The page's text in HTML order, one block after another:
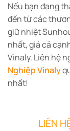
Nếu bạn đang
đến từ các
giữ nhiệt
nhất, giá cả
Vinaly. Liên hệ
Nghiệp Vinaly
nhất!
LIÊN